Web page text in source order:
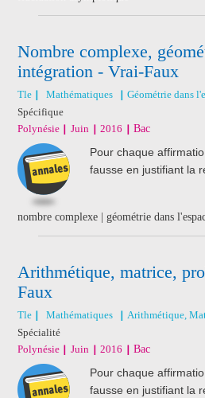
Nombre complexe,
intégration - Vrai-Faux
Tle Mathématiques
Géométrie dans
Spécifique
Polynésie
Juin 2016 Bac
Pour chaque
fausse en justifiant la
nombre complexe | géométrie dans
Arithmétique, matrice,
Faux
Tle Mathématiques
Arithmétique,
Spécialité
Polynésie
Juin 2016 Bac
Pour chaque
fausse en justifiant la